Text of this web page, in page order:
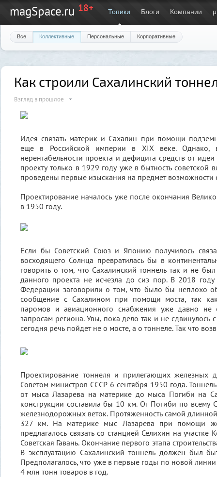
magSpace.ru 18+ Топики Блоги Компании μ
Все Коллективные Персональные Корпоративные
Как строили Сахалинский
Взгляд в прошлое
Идея связать материк и Сахалин при помощи
еще в Российской империи в XIX веке. Однако,
нерентабельности проекта и дефицита средств от идеи
проекту только в 1929 году уже в бытность советской
проведены первые изыскания на предмет возможности
Проектирование началось уже после окончания
в 1950 году.
Если бы Советский Союз и Японию получилось
восходящего Солнца превратилась бы в
говорить о том, что Сахалинский тоннель так и не был
данного проекта не исчезла до сиз пор. В 2018 году
Федерации заговорили о том, что было бы неплохо
сообщение с Сахалином при помощи моста, так
паромов и авиационного снабжения уже давно не
запросам региона. Увы, пока дело так и не сдвинулось
сегодня речь пойдет не о мосте, а о тоннеле. Так что
Проектирование тоннеля и прилегающих железных
Советом министров СССР 6 сентября 1950 года.
от мыса Лазарева на материке до мыса Погиби на
конструкции составила бы 10 км. От Погиби по всему
железнодорожных веток. Протяженность самой
327 км. На материке мыс Лазарева при помощи
предлагалось связать со станцией Селихин на
Советская Гавань. Окончание первого этапа
В эксплуатацию Сахалинский тоннель должен был
Предполагалось, что уже в первые годы по новой
4 млн тонн товаров в год.